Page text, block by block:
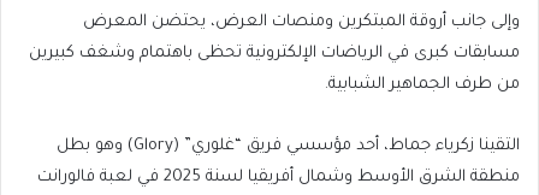
وإلى جانب أروقة المبتكرين ومنصات العرض، يحتضن المعرض
مسابقات كبرى في الرياضات الإلكترونية تحظى باهتمام وشغف كبيرين
من طرف الجماهير الشبابية.
التقينا زكرياء جماط، أحد مؤسسي فريق “غلوري” (Glory) وهو بطل
منطقة الشرق الأوسط وشمال أفريقيا لسنة 2025 في لعبة فالورانت